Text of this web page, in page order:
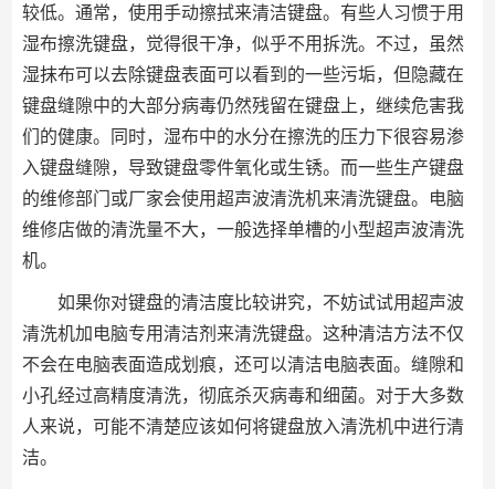
较低。通常，使用手动擦拭来清洁键盘。有些人习惯于用
湿布擦洗键盘，觉得很干净，似乎不用拆洗。不过，虽然
湿抹布可以去除键盘表面可以看到的一些污垢，但隐藏在
键盘缝隙中的大部分病毒仍然残留在键盘上，继续危害我
们的健康。同时，湿布中的水分在擦洗的压力下很容易渗
入键盘缝隙，导致键盘零件氧化或生锈。而一些生产键盘
的维修部门或厂家会使用超声波清洗机来清洗键盘。电脑
维修店做的清洗量不大，一般选择单槽的小型超声波清洗
机。
如果你对键盘的清洁度比较讲究，不妨试试用超声波
清洗机加电脑专用清洁剂来清洗键盘。这种清洁方法不仅
不会在电脑表面造成划痕，还可以清洁电脑表面。缝隙和
小孔经过高精度清洗，彻底杀灭病毒和细菌。对于大多数
人来说，可能不清楚应该如何将键盘放入清洗机中进行清
洁。